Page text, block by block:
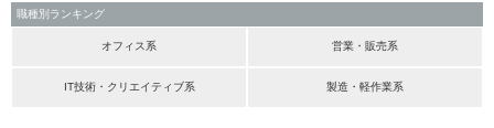
職種別ランキング
オフィス系 営業・販売系
IT技術・クリエイティブ系 製造・軽作業系